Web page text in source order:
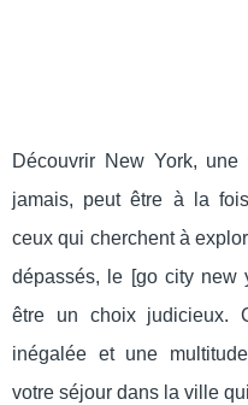
Découvrir New York,
jamais, peut être à la
ceux qui cherchent à
dépassés, le [go city new
être un choix judicieux.
inégalée et une
votre séjour dans la ville